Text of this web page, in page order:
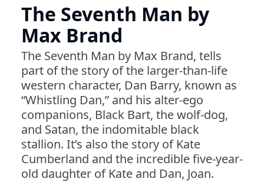
The Seventh Man by
Max Brand
The Seventh Man by Max Brand, tells
part of the story of the larger-than-life
western character, Dan Barry, known as
“Whistling Dan,” and his alter-ego
companions, Black Bart, the wolf-dog,
and Satan, the indomitable black
stallion. It’s also the story of Kate
Cumberland and the incredible five-year-
old daughter of Kate and Dan, Joan.